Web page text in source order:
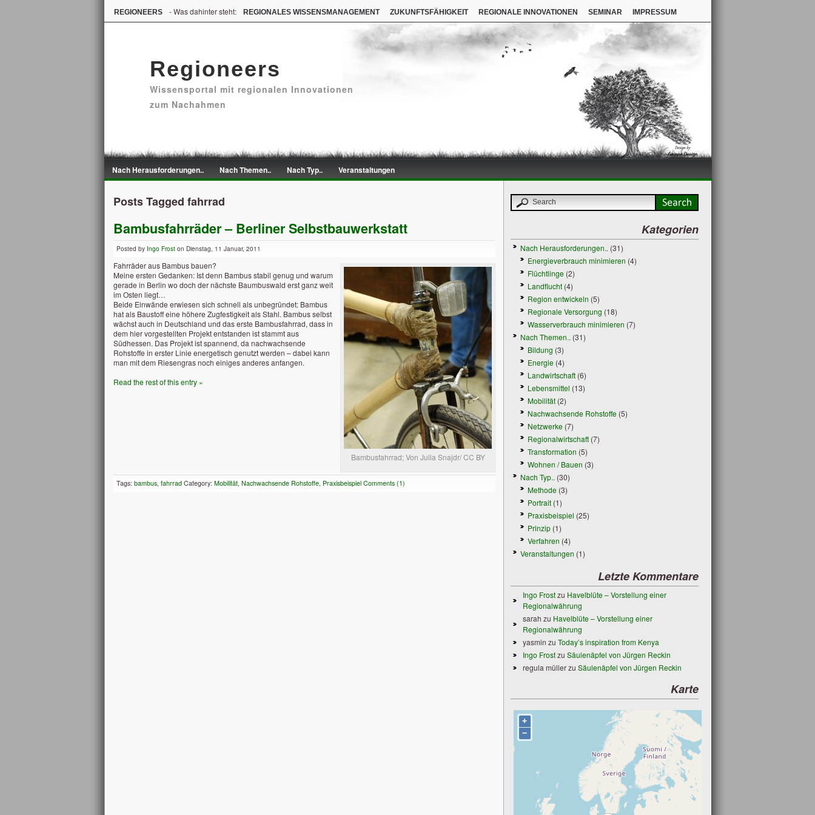
REGIONEERS - Was dahinter steht: REGIONALES WISSENSMANAGEMENT ZUKUNFTSFÄHIGKEIT REGIONALE INNOVATIONEN SEMINAR IMPRESSUM
Regioneers
Wissensportal mit regionalen Innovationen
zum Nachahmen
Nach Herausforderungen.. Nach Themen.. Nach Typ.. Veranstaltungen
Posts Tagged fahrrad
Bambusfahrräder – Berliner Selbstbauwerkstatt
Posted by Ingo Frost on Dienstag, 11 Januar, 2011
Bambusfahrrad; Von Julia Snajdr/ CC BY
Fahrräder aus Bambus bauen?
Meine ersten Gedanken: Ist denn Bambus stabil genug und warum
gerade in Berlin wo doch der nächste Baumbuswald erst ganz weit
im Osten liegt…
Beide Einwände erwiesen sich schnell als unbegründet: Bambus
hat als Baustoff eine höhere Zugfestigkeit als Stahl. Bambus selbst
wächst auch in Deutschland und das erste Bambusfahrrad, dass in
dem hier vorgestellten Projekt entstanden ist stammt aus
Südhessen. Das Projekt ist spannend, da nachwachsende
Rohstoffe in erster Linie energetisch genutzt werden – dabei kann
man mit dem Riesengras noch einiges anderes anfangen.
Read the rest of this entry »
Tags: bambus fahrrad Category: Mobilität Nachwachsende Rohstoffe Praxisbeispiel Comments (1)
Kategorien
Nach Herausforderungen.. (31)
Energieverbrauch minimieren (4)
Flüchtlinge (2)
Landflucht (4)
Region entwickeln (5)
Regionale Versorgung (18)
Wasserverbrauch minimieren (7)
Nach Themen.. (31)
Bildung (3)
Energie (4)
Landwirtschaft (6)
Lebensmittel (13)
Mobilität (2)
Nachwachsende Rohstoffe (5)
Netzwerke (7)
Regionalwirtschaft (7)
Transformation (5)
Wohnen / Bauen (3)
Nach Typ.. (30)
Methode (3)
Portrait (1)
Praxisbeispiel (25)
Prinzip (1)
Verfahren (4)
Veranstaltungen (1)
Letzte Kommentare
Ingo Frostzu Havelblüte – Vorstellung einer
Regionalwährung
sarah zu Havelblüte – Vorstellung einer
Regionalwährung
yasmin zu Today’s inspiration from Kenya
Ingo Frostzu Säulenäpfel von Jürgen Reckin
regula müllerzu Säulenäpfel von Jürgen Reckin
Karte